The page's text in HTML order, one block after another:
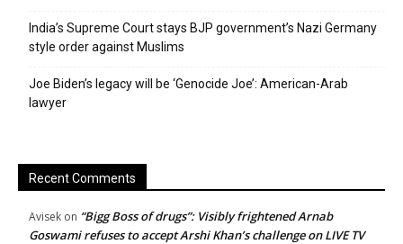
India’s Supreme Court stays BJP government’s Nazi Germany
style order against Muslims
Joe Biden’s legacy will be ‘Genocide Joe’: American-Arab
lawyer
Recent Comments
Avisek on “Bigg Boss of drugs”: Visibly frightened Arnab
Goswami refuses to accept Arshi Khan’s challenge on LIVE TV